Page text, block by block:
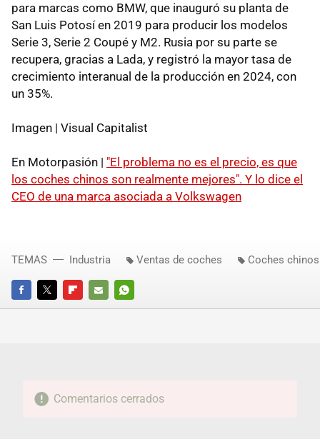
para marcas como BMW, que inauguró su planta de
San Luis Potosí en 2019 para producir los modelos
Serie 3, Serie 2 Coupé y M2. Rusia por su parte se
recupera, gracias a Lada, y registró la mayor tasa de
crecimiento interanual de la producción en 2024, con
un 35%.
Imagen | Visual Capitalist
En Motorpasión | "El problema no es el precio, es que
los coches chinos son realmente mejores". Y lo dice el
CEO de una marca asociada a Volkswagen
FACEBOOKTWITTERFLIPBOARD
E-
WHATSAPP
TEMAS Industria Ventas de coches Coches chinos
Comentarios cerrados